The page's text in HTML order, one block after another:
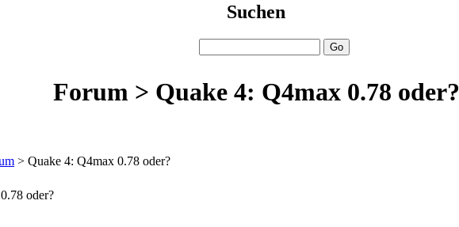
Suchen
Forum > Quake 4: Q4max 0.78 oder?
> Quake 4: Q4max 0.78 oder?
oder?